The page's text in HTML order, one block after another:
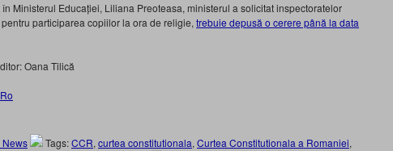
Ministerul Educației, Liliana Preoteasa, ministerul a solicitat inspectoratelor
participarea copiilor la ora de religie, trebuie depusă o cerere până la data
Oana Tilică
News Tags:CCR, curtea constitutionala, Curtea Constitutionala a Romaniei,